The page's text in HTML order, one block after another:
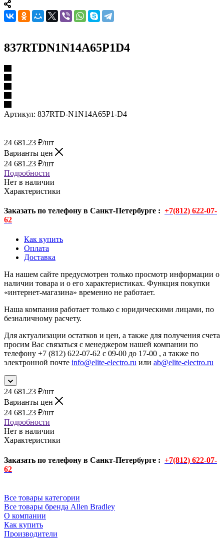
837RTDN1N14A65P1D4
Артикул: 837RTD-N1N14A65P1-D4
24 681.23 ₽/шт
Варианты цен
24 681.23 ₽/шт
Подробности
Нет в наличии
Характеристики
Заказать по телефону в Санкт-Петербурге : +7(812) 622-07-
62
Как купить
Оплата
Доставка
На нашем сайте предусмотрен только просмотр информации о
наличии товара и о его характеристиках. Функция покупки
«интернет-магазина» временно не работает.
Наша компания работает только с юридическими лицами, по
безналичному расчету.
Для актуализации остатков и цен, а также для получения счета
просим Вас связаться с менеджером нашей компании по
телефону +7 (812) 622-07-62 с 09-00 до 17-00 , а также по
электронной почте info@elite-electro.ru или ab@elite-electro.ru
24 681.23 ₽/шт
Варианты цен
24 681.23 ₽/шт
Подробности
Нет в наличии
Характеристики
Заказать по телефону в Санкт-Петербурге : +7(812) 622-07-
62
Все товары категории
Все товары бренда Allen Bradley
О компании
Как купить
Производители